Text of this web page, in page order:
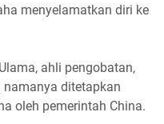
menyelamatkan diri ke
ahli pengobatan,
ditetapkan
oleh pemerintah China.